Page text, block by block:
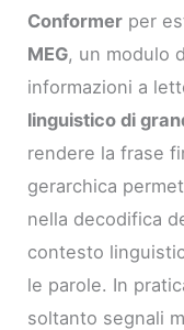
Conformer per
MEG, un modulo
informazioni a
linguistico di
rendere la frase
gerarchica
nella decodifica
contesto
le parole. In
soltanto segnali